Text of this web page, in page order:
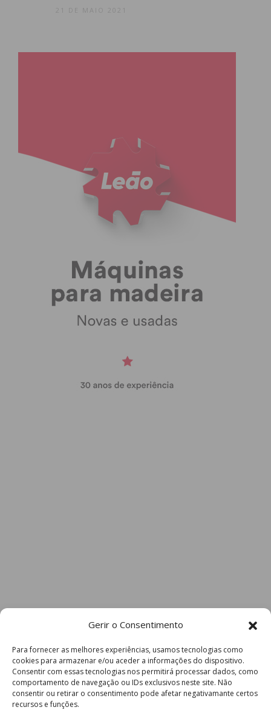
Gerir o Consentimento
Para fornecer as melhores experiências, usamos tecnologias como
cookies para armazenar e/ou aceder a informações do dispositivo.
Consentir com essas tecnologias nos permitirá processar dados, como
comportamento de navegação ou IDs exclusivos neste site. Não
consentir ou retirar o consentimento pode afetar negativamante certos
recursos e funções.
21 DE MAIO 2021